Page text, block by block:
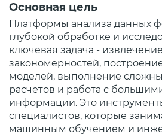
Основная цель
Платформы анализа данных
глубокой обработке и
ключевая задача -
закономерностей,
моделей, выполнение
расчетов и работа с
информации. Это
специалистов, которые
машинным обучением и